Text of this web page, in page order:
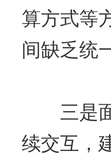
算方式等
间缺乏统
三是面
续交互，